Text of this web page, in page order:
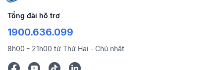
Tổng đài hỗ trợ
1900.636.099
8h00 - 21h00 từ Thứ Hai - Chủ nhật